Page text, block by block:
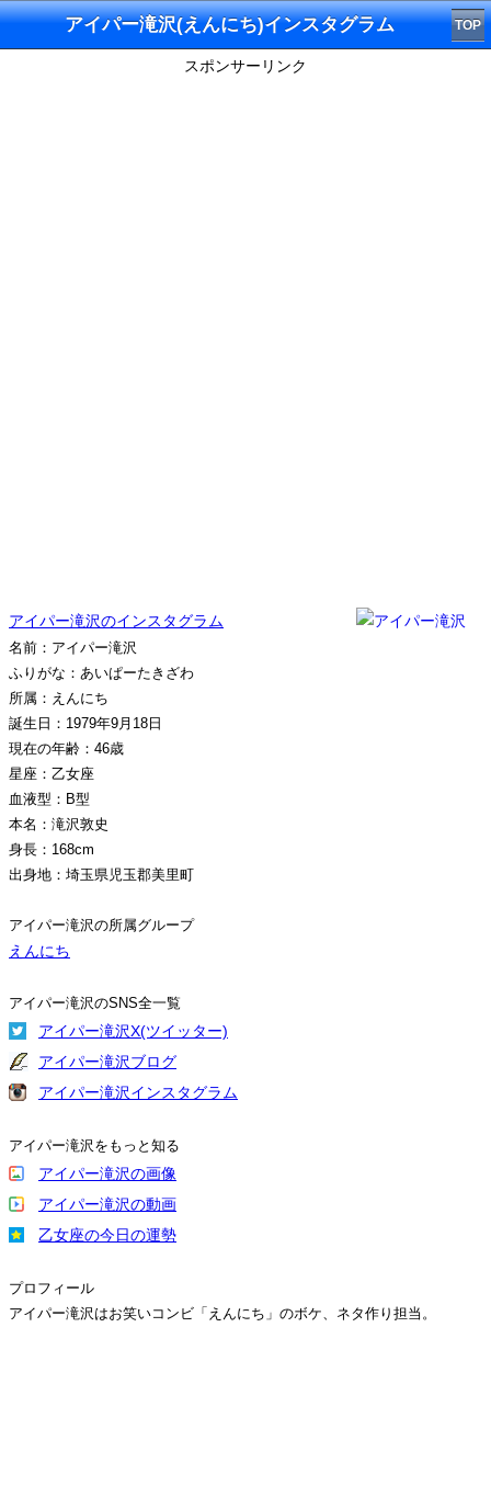
アイパー滝沢(えんにち)インスタグラム TOP
スポンサーリンク
アイパー滝沢のインスタグラム
名前：アイパー滝沢
ふりがな：あいぱーたきざわ
所属：えんにち
誕生日：1979年9月18日
現在の年齢：46歳
星座：乙女座
血液型：B型
本名：滝沢敦史
身長：168cm
出身地：埼玉県児玉郡美里町
アイパー滝沢の所属グループ
えんにち
アイパー滝沢のSNS全一覧
アイパー滝沢X(ツイッター)
アイパー滝沢ブログ
アイパー滝沢インスタグラム
アイパー滝沢をもっと知る
アイパー滝沢の画像
アイパー滝沢の動画
乙女座の今日の運勢
プロフィール
アイパー滝沢はお笑いコンビ「えんにち」のボケ、ネタ作り担当。